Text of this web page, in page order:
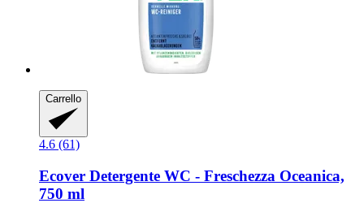
Carrello
4.6 (61)
Ecover Detergente WC -​ Freschezza Oceanica,
750 ml